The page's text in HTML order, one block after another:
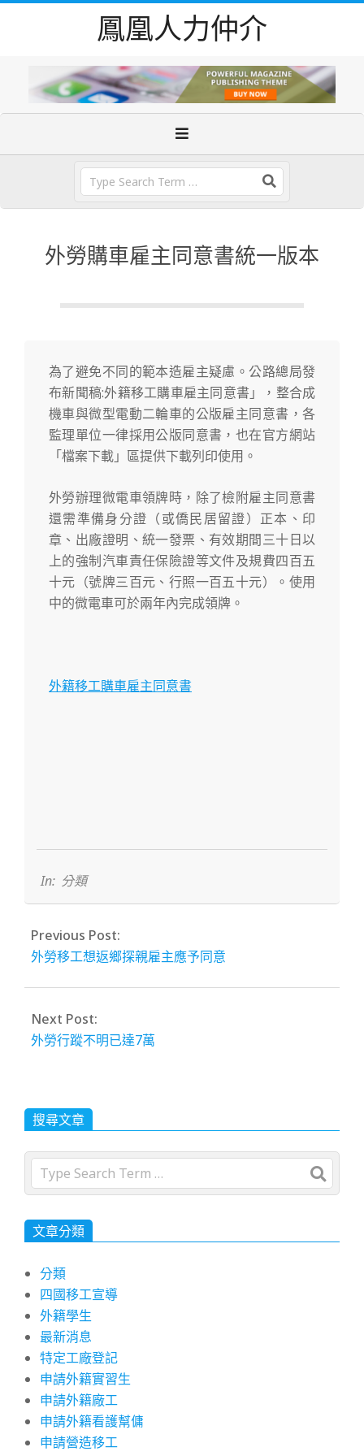
鳳凰人力仲介
外勞購車雇主同意書統一版本
為了避免不同的範本造雇主疑慮。公路總局發
布新聞稿:外籍移工購車雇主同意書」，整合成
機車與微型電動二輪車的公版雇主同意書，各
監理單位一律採用公版同意書，也在官方網站
「檔案下載」區提供下載列印使用。
外勞辦理微電車領牌時，除了檢附雇主同意書
還需準備身分證（或僑民居留證）正本、印
章、出廠證明、統一發票、有效期間三十日以
上的強制汽車責任保險證等文件及規費四百五
十元（號牌三百元、行照一百五十元）。使用
中的微電車可於兩年內完成領牌。
外籍移工購車雇主同意書
23
In: 分類
Previous Post:
外勞移工想返鄉探親雇主應予同意
Next Post:
外勞行蹤不明已達7萬
搜尋文章
Search
文章分類
分類
四國移工宣導
外籍學生
最新消息
特定工廠登記
申請外籍實習生
申請外籍廠工
申請外籍看護幫傭
申請營造移工